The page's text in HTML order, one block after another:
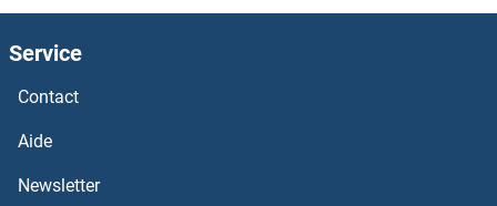
GPA33 Anticorps
GP6 Anticorps
GP1BB Anticorps
Service
Contact
Aide
Newsletter